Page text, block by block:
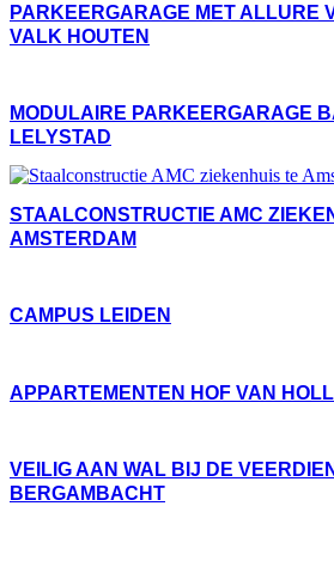
PARKEERGARAGE MET ALLURE
VALK HOUTEN
MODULAIRE PARKEERGARAGE
LELYSTAD
STAALCONSTRUCTIE AMC
AMSTERDAM
CAMPUS LEIDEN
APPARTEMENTEN HOF VAN
VEILIG AAN WAL BIJ DE
BERGAMBACHT